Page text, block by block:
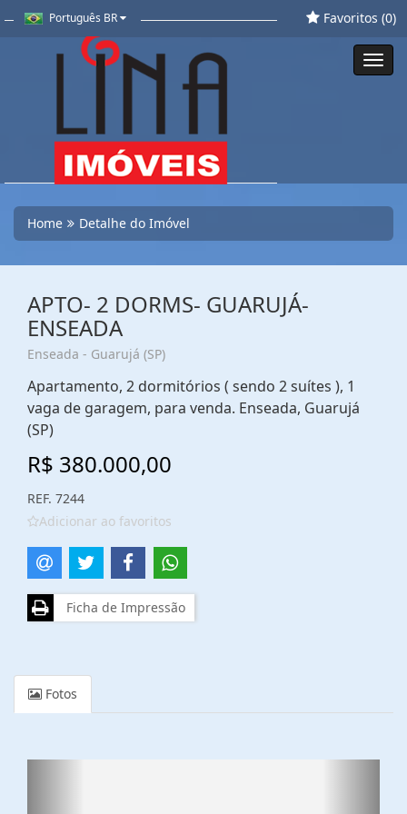
Português BR Favoritos (0)
Home Detalhe do Imóvel
APTO- 2 DORMS- GUARUJÁ-
ENSEADA
Enseada - Guarujá (SP)
Apartamento, 2 dormitórios ( sendo 2 suítes ), 1
vaga de garagem, para venda. Enseada, Guarujá
(SP)
R$ 380.000,00
REF. 7244
Adicionar ao favoritos
Ficha de Impressão
Fotos